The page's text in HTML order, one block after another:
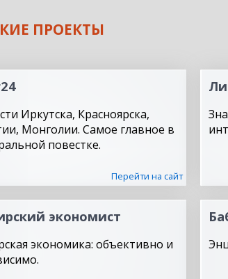
ПРОЕКТЫ
Иркутска, Красноярска,
Монголии. Самое главное в
повестке.
Перейти на сайт
экономист
экономика: объективно и